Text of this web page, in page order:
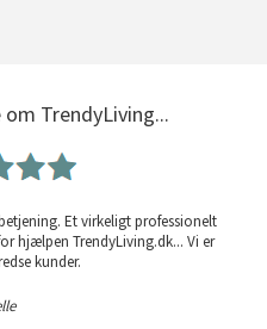
TrendyLiving...
Et virkeligt professionelt
hjælpen TrendyLiving.dk... Vi er
kunder.